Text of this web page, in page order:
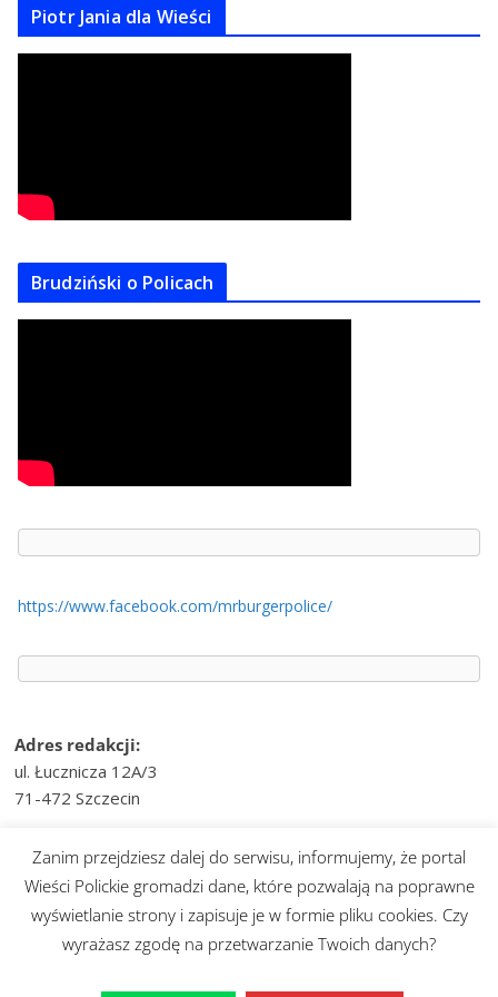
Piotr Jania dla Wieści
Brudziński o Policach
https://www.facebook.com/mrburgerpolice/
Adres redakcji:
ul. Łucznicza 12A/3
71-472 Szczecin
e-mail:wiesci@telvinet.pl
tel. kom.:509-609-170
Prawa autorskie © 2026Wieści Polickie. Wszystkie prawa
zastrzeżone.
Zanim przejdziesz dalej do serwisu, informujemy, że portal
Wieści Polickie gromadzi dane, które pozwalają na poprawne
wyświetlanie strony i zapisuje je w formie pliku cookies. Czy
wyrażasz zgodę na przetwarzanie Twoich danych?